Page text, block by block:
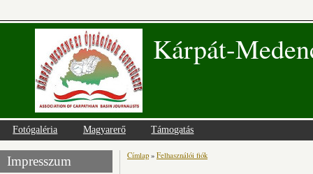
Kárpát-
Fotógaléria Magyarerő Támogatás
Impresszum Jelenlegi hely
Címlap » Felhasználói fiók